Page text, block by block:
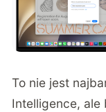
To nie jest
Intelligence, ale